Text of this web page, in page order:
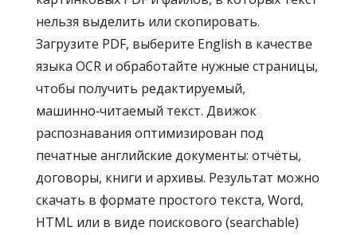
нельзя выделить или скопировать.
Загрузите PDF, выберите English в качестве
языка OCR и обработайте нужные страницы,
чтобы получить редактируемый,
машинно‑читаемый текст. Движок
распознавания оптимизирован под
печатные английские документы: отчёты,
договоры, книги и архивы. Результат можно
скачать в формате простого текста, Word,
HTML или в виде поискового (searchable)